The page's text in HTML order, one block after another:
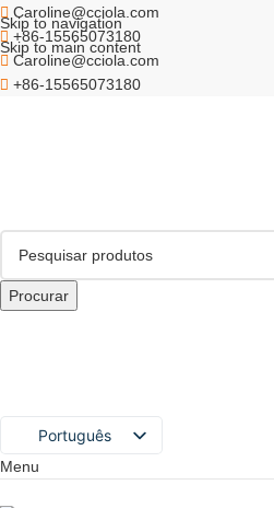
Skip to navigation
Skip to main content
Caroline@cciola.com
+86-15565073180
Caroline@cciola.com
+86-15565073180
Procurar
Português
Menu